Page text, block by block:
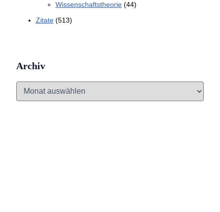
Wissenschaftstheorie(44)
Zitate(513)
Archiv